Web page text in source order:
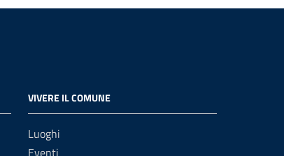
VIVERE IL COMUNE
Luoghi
Eventi